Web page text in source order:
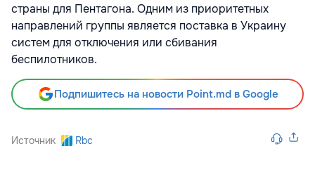
страны для Пентагона. Одним из приоритетных
направлений группы является поставка в Украину
систем для отключения или сбивания
беспилотников.
Подпишитесь на новости Point.md в Google
Источник Rbc